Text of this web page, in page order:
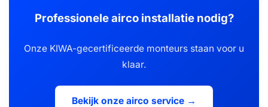
Professionele airco installatie nodig?
Onze KIWA-gecertificeerde monteurs staan voor u
klaar.
Bekijk onze airco service →